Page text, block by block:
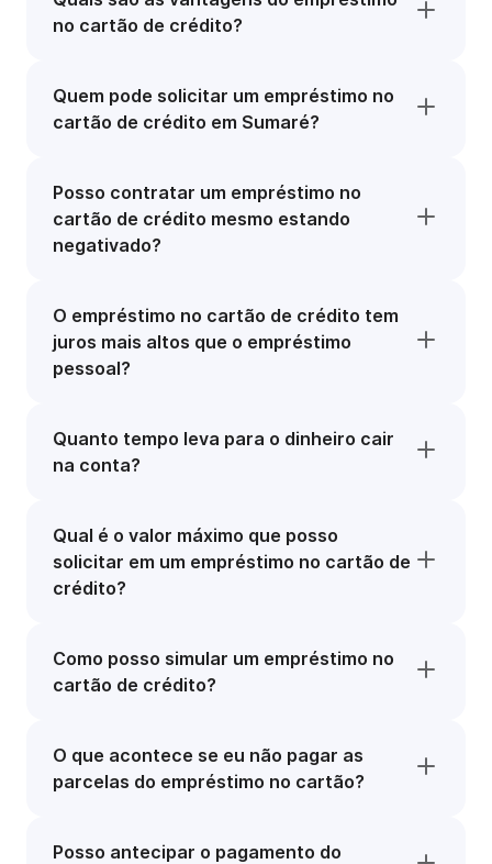
no cartão de crédito?
Quem pode solicitar um empréstimo no
cartão de crédito em Sumaré?
Posso contratar um empréstimo no
cartão de crédito mesmo estando
negativado?
O empréstimo no cartão de crédito tem
juros mais altos que o empréstimo
pessoal?
Quanto tempo leva para o dinheiro cair
na conta?
Qual é o valor máximo que posso
solicitar em um empréstimo no cartão de
crédito?
Como posso simular um empréstimo no
cartão de crédito?
O que acontece se eu não pagar as
parcelas do empréstimo no cartão?
Posso antecipar o pagamento do